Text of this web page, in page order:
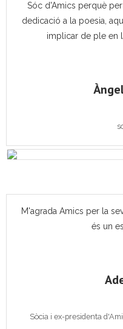
Sóc d'Amics perquè
dedicació a la poesia,
implicar de ple en
M'agrada Amics per la
és un
Sòcia i ex-presidenta